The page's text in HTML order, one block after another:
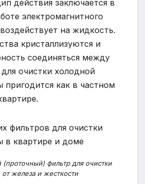
действия заключается в
электромагнитного
на жидкость.
кристаллизуются и
соединяться между
очистки холодной
пригодится как в частном
(проточный) фильтр для очистки
железа и жесткости